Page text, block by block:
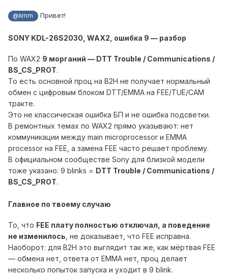
@kmm Привет!
SONY KDL-26S2030, WAX2, ошибка 9 — разбор
По WAX2 9 морганий — DTT Trouble / Communications /
BS_CS_PROT.
То есть основной проц на B2H не получает нормальный
обмен с цифровым блоком DTT/EMMA на FEE/TUE/CAM
тракте.
Это не классическая ошибка БП и не ошибка подсветки.
В ремонтных темах по WAX2 прямо указывают: нет
коммуникации между main microprocessor и EMMA
processor на FEE, а замена FEE часто решает проблему.
В официальном сообществе Sony для близкой модели
тоже указано: 9 blinks = DTT Trouble / Communications /
BS_CS_PROT.
Главное по твоему случаю
То, что FEE плату полностью отключал, а поведение
не изменилось , не доказывает, что FEE исправна.
Наоборот: для B2H это выглядит так же, как мёртвая FEE
— обмена нет, ответа от EMMA нет, проц делает
несколько попыток запуска и уходит в 9 blink.